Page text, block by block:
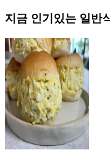
지금 인기있는 일반